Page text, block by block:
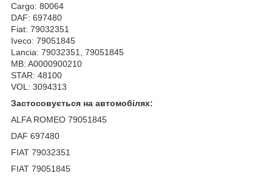
Cargo: 80064
DAF: 697480
Fiat: 79032351
Iveco: 79051845
Lancia: 79032351, 79051845
MB: A0000900210
STAR: 48100
VOL: 3094313
Застосовується на автомобілях:
ALFA ROMEO 79051845
DAF 697480
FIAT 79032351
FIAT 79051845